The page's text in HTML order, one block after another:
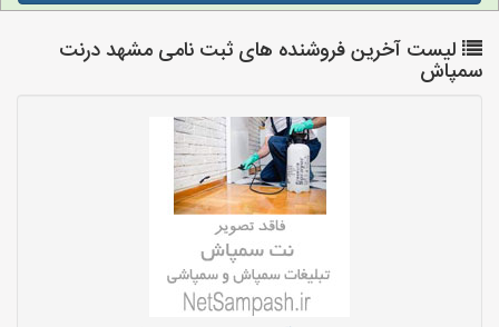
لیست آخرین فروشنده های ثبت نامی مشهد درنت
سمپاش